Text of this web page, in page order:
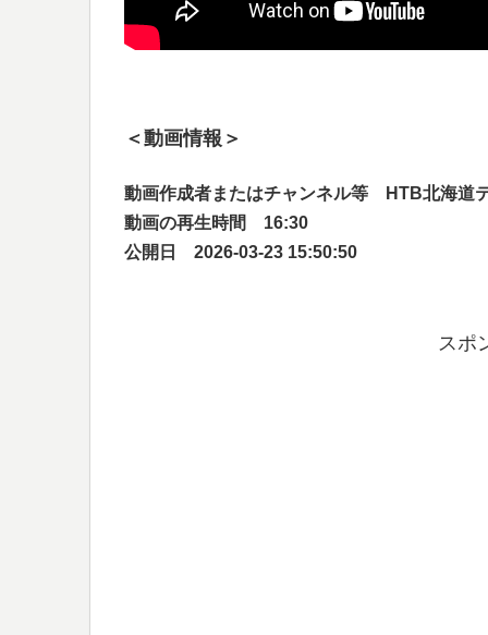
＜動画情報＞
動画作成者またはチャンネル等 HTB北海道
動画の再生時間 16:30
公開日 2026-03-23 15:50:50
スポ